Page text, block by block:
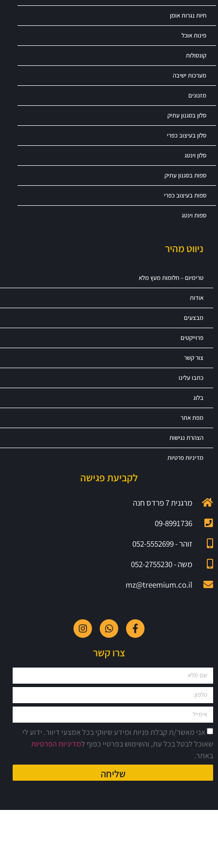
חיות נגרות אומן
פינות אוכל
קונסולות
מערכות ישיבה
מזנונים
סלון בסגנון עתיק
סלון בעיצוב כפרי
סלון וינטג
ספות בסגנון עתיק
ספות בעיצוב כפרי
ספות וינטג
ניווט מהיר
טרימיום – חלומות מעץ מלא
אודות
מבצעים
פרוייקטים
צור קשר
כתבו עלינו
בלוג
מפת אתר
הצהרת נגישות
מדיניות פרטיות
לקביעת פגישה
מרגנית 7 פרדס חנה
09-8991736
זוהר - 052-5552699
משה - 052-2755230
mz@treemium.co.il
צרו קשר
אני מאשר/ת קבלת פניות ומידע שיווקי בכל אמצעי דיוור. ידוע לי
לבטל בכל עת, והשימוש בפרטיי כפוף למדיניות הפרטיות
שליחה